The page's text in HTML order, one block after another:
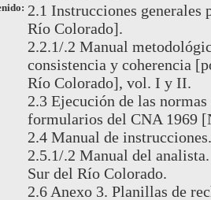
2.1 Instrucciones
Río Colorado].
2.2.1/.2 Manual
consistencia y coherencia
Río Colorado], vol. I y II.
2.3 Ejecución de las
formularios del CNA 1969
2.4 Manual de instrucciones.
2.5.1/.2 Manual del
Sur del Río Colorado.
2.6 Anexo 3. Planillas de